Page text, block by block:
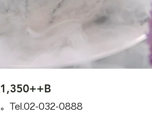
。Tel.02-032-0888